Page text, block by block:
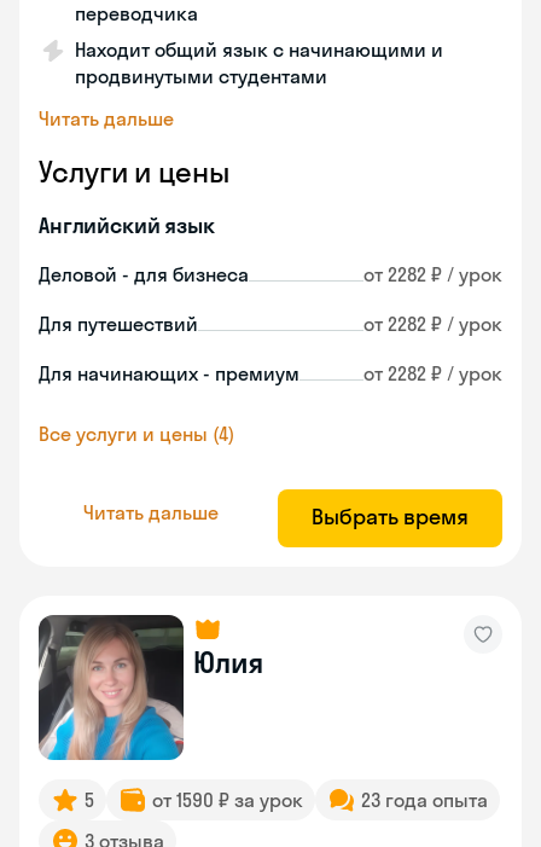
переводчика
Находит общий язык с начинающими и
продвинутыми студентами
Читать дальше
Услуги и цены
Английский язык
Деловой - для бизнеса от 2282 ₽ / урок
Для путешествий от 2282 ₽ / урок
Для начинающих - премиум от 2282 ₽ / урок
Все услуги и цены (4)
Читать дальше Выбрать время
Юлия
5 от 1590 ₽ за урок
23 года опыта
3 отзыва